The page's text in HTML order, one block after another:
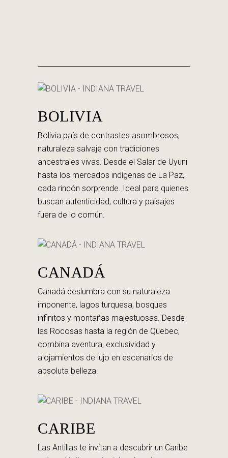
BOLIVIA
Bolivia país de contrastes asombrosos,
naturaleza salvaje con tradiciones
ancestrales vivas. Desde el Salar de Uyuni
hasta los mercados indígenas de La Paz,
cada rincón sorprende. Ideal para quienes
buscan autenticidad, cultura y paisajes
fuera de lo común.
CANADÁ
Canadá deslumbra con su naturaleza
imponente, lagos turquesa, bosques
infinitos y montañas majestuosas. Desde
las Rocosas hasta la región de Quebec,
combina aventura, exclusividad y
alojamientos de lujo en escenarios de
absoluta belleza.
CARIBE
Las Antillas te invitan a descubrir un Caribe